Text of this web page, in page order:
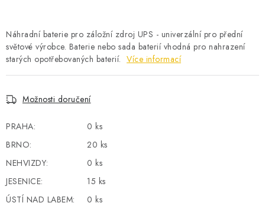
MĚNIČE NAPĚTÍ
FOTOVOLTAIKA
TESTERY BATERIÍ
BATERIE PRO VYSAVAČE
BATERIE PRO NOUZOVÁ OSVĚTLENÍ
Náhradní baterie pro záložní zdroj UPS - univerzální pro přední
světové výrobce. Baterie nebo sada baterií vhodná pro nahrazení
starých opotřebovaných baterií. Více informací
Možnosti doručení
PRAHA:
0 ks
BRNO:
20 ks
NEHVIZDY:
0 ks
JESENICE:
15 ks
ÚSTÍ NAD LABEM:
0 ks